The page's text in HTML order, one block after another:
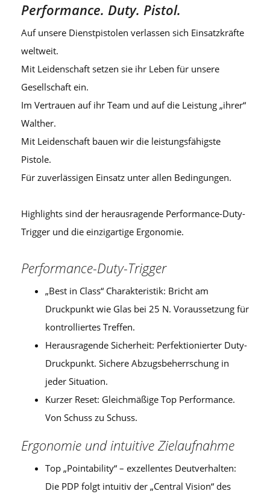
Performance. Duty. Pistol.
Auf unsere Dienstpistolen verlassen sich Einsatzkräfte
weltweit.
Mit Leidenschaft setzen sie ihr Leben für unsere
Gesellschaft ein.
Im Vertrauen auf ihr Team und auf die Leistung „ihrer“
Walther.
Mit Leidenschaft bauen wir die leistungsfähigste
Pistole.
Für zuverlässigen Einsatz unter allen Bedingungen.
Highlights sind der herausragende Performance-Duty-
Trigger und die einzigartige Ergonomie.
Performance-Duty-Trigger
„Best in Class“ Charakteristik: Bricht am
Druckpunkt wie Glas bei 25 N. Voraussetzung für
kontrolliertes Treffen.
Herausragende Sicherheit: Perfektionierter Duty-
Druckpunkt. Sichere Abzugsbeherrschung in
jeder Situation.
Kurzer Reset: Gleichmäßige Top Performance.
Von Schuss zu Schuss.
Ergonomie und intuitive Zielaufnahme
Top „Pointability“ – exzellentes Deutverhalten:
Die PDP folgt intuitiv der „Central Vision“ des